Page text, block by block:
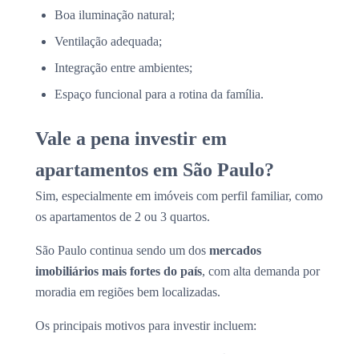
Boa iluminação natural;
Ventilação adequada;
Integração entre ambientes;
Espaço funcional para a rotina da família.
Vale a pena investir em
apartamentos em São Paulo?
Sim, especialmente em imóveis com perfil familiar, como
os apartamentos de 2 ou 3 quartos.
São Paulo continua sendo um dos mercados
imobiliários mais fortes do país, com alta demanda por
moradia em regiões bem localizadas.
Os principais motivos para investir incluem: